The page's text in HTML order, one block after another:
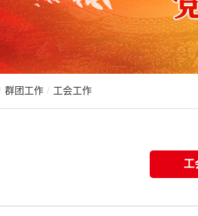
群团工作 / 工会工作
工